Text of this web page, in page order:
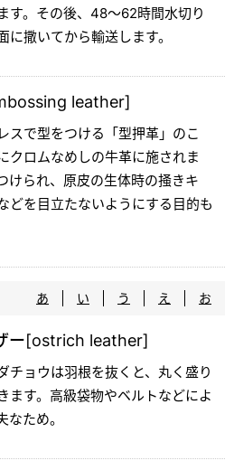
す。その後、48～62時間水切り
に撒いてから輸送します。
leather]
スで型をつける「型押革」のこ
クロムなめしの牛革に施されま
けられ、原皮の生体時の掻きキ
どを目立たないようにする目的も
あ い う え お
ー[ostrich leather]
チョウは羽根を抜くと、丸く盛り
ます。高級袋物やベルトなどによ
なため。